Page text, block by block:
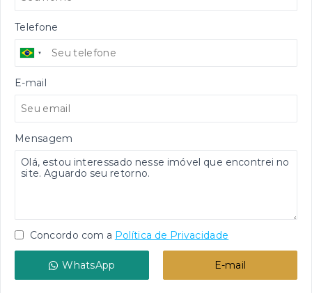
Telefone
E-mail
Mensagem
Concordo com a Política de Privacidade
WhatsApp E-mail